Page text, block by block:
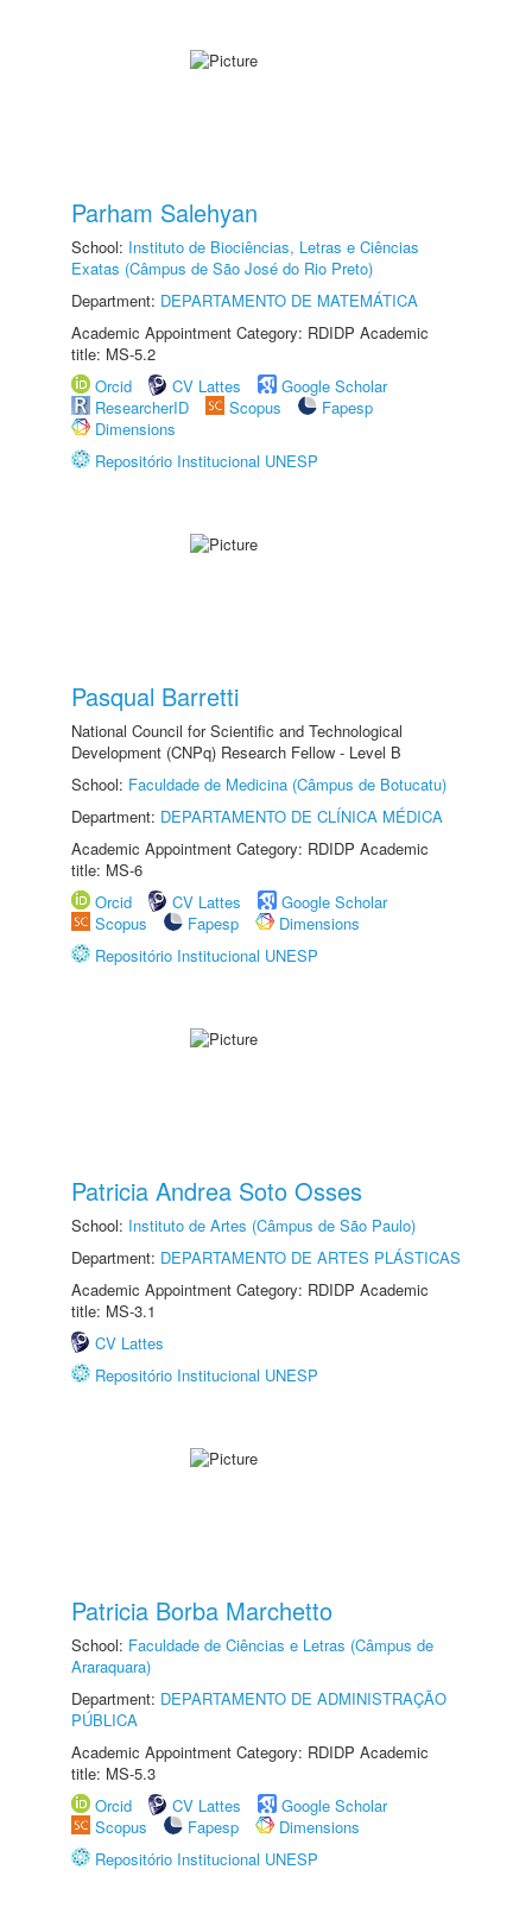
Parham Salehyan
School: Instituto de Biociências, Letras e Ciências
Exatas (Câmpus de São José do Rio Preto)
Department: DEPARTAMENTO DE MATEMÁTICA
Academic Appointment Category: RDIDP Academic
title: MS-5.2
Orcid
CV Lattes
Google Scholar
ResearcherID
Scopus
Fapesp
Dimensions
Repositório Institucional UNESP
Pasqual Barretti
National Council for Scientific and Technological
Development (CNPq) Research Fellow - Level B
School: Faculdade de Medicina (Câmpus de Botucatu)
Department: DEPARTAMENTO DE CLÍNICA MÉDICA
Academic Appointment Category: RDIDP Academic
title: MS-6
Orcid
CV Lattes
Google Scholar
Scopus
Fapesp
Dimensions
Repositório Institucional UNESP
Patricia Andrea Soto Osses
School: Instituto de Artes (Câmpus de São Paulo)
Department: DEPARTAMENTO DE ARTES PLÁSTICAS
Academic Appointment Category: RDIDP Academic
title: MS-3.1
CV Lattes
Repositório Institucional UNESP
Patricia Borba Marchetto
School: Faculdade de Ciências e Letras (Câmpus de
Araraquara)
Department: DEPARTAMENTO DE ADMINISTRAÇÃO
PÚBLICA
Academic Appointment Category: RDIDP Academic
title: MS-5.3
Orcid
CV Lattes
Google Scholar
Scopus
Fapesp
Dimensions
Repositório Institucional UNESP